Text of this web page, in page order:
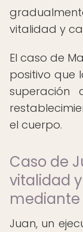
vitalidad y
El caso de
positivo que
el cuerpo.
Caso de
vitalidad
Juan, un